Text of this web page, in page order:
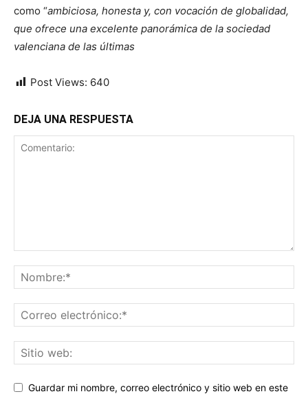
como “ambiciosa, honesta y, con vocación de globalidad,
que ofrece una excelente panorámica de la sociedad
valenciana de las últimas
Post Views: 640
DEJA UNA RESPUESTA
Guardar mi nombre, correo electrónico y sitio web en este